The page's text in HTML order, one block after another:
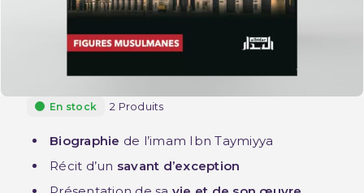
En stock 2 Produits
Biographie de l’imam Ibn Taymiyya
Récit d’un savant d’exception